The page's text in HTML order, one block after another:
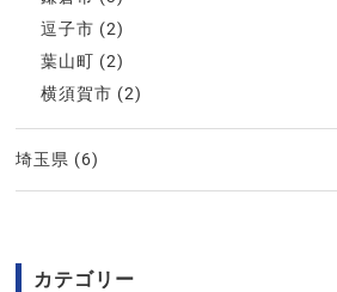
逗子市 (2)
葉山町 (2)
横須賀市 (2)
埼玉県 (6)
カテゴリー